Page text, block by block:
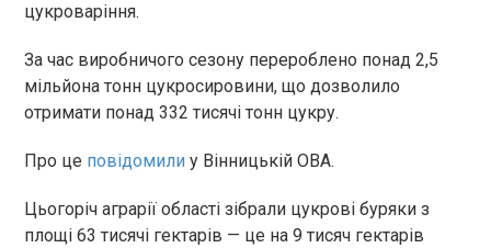
цукроваріння.
За час виробничого сезону перероблено понад 2,5
мільйона тонн цукросировини, що дозволило
отримати понад 332 тисячі тонн цукру.
Про це повідомили у Вінницькій ОВА.
Цьогоріч аграрії області зібрали цукрові буряки з
площі 63 тисячі гектарів — це на 9 тисяч гектарів